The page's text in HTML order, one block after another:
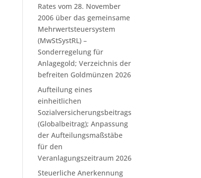
Rates vom 28. November
2006 über das gemeinsame
Mehrwertsteuersystem
(MwStSystRL) –
Sonderregelung für
Anlagegold; Verzeichnis der
befreiten Goldmünzen 2026
Aufteilung eines
einheitlichen
Sozialversicherungsbeitrags
(Globalbeitrag); Anpassung
der Aufteilungsmaßstäbe
für den
Veranlagungszeitraum 2026
Steuerliche Anerkennung